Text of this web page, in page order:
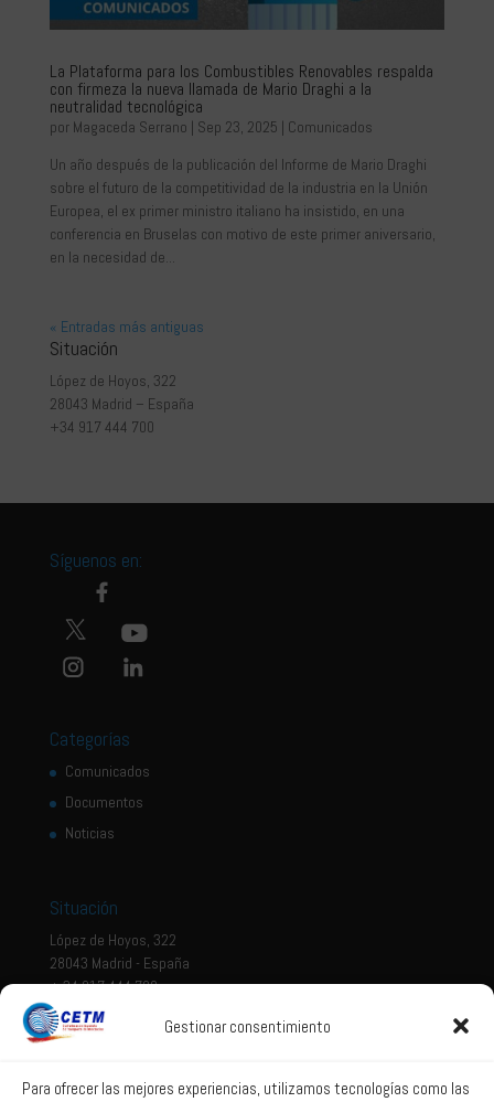
Gestionar consentimiento
Para ofrecer las mejores experiencias, utilizamos tecnologías como las
La Plataforma para los Combustibles Renovables respalda
con firmeza la nueva llamada de Mario Draghi a la
neutralidad tecnológica
por Magaceda Serrano | Sep 23, 2025 | Comunicados
Un año después de la publicación del Informe de Mario Draghi
sobre el futuro de la competitividad de la industria en la Unión
Europea, el ex primer ministro italiano ha insistido, en una
conferencia en Bruselas con motivo de este primer aniversario,
en la necesidad de...
« Entradas más antiguas
Situación
López de Hoyos, 322
28043 Madrid – España
+34 917 444 700
Síguenos en:
Categorías
Comunicados
Documentos
Noticias
Situación
López de Hoyos, 322
28043 Madrid - España
+ 34 917 444 700
Aviso legal